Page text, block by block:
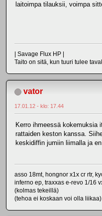
laitoimpa tilauksii, voimpa
| Savage Flux HP |
Taito on sitä, kun tuuri tulee
vator
17.01.12 - klo: 17.44
Kerro ihmeessä kokemuksia
rattaiden keston kanssa.
keskidiffin jumiin liimalla ja
asso 18mt, hongnor x1x cr rtr,
inferno ep, traxxas e-revo 1/16
(kolmas tekeillä)
(tehoa ei koskaan voi olla liikaa)